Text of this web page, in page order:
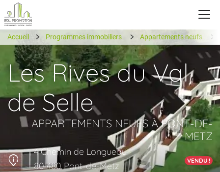
Accueil Programmes immobiliers Appartements neufs
Les Rives du Val
de Selle
APPARTEMENTS NEUFS À PONT-DE-
METZ
4 Chemin de Longueau
80 480 Pont-de-Metz
VENDU !